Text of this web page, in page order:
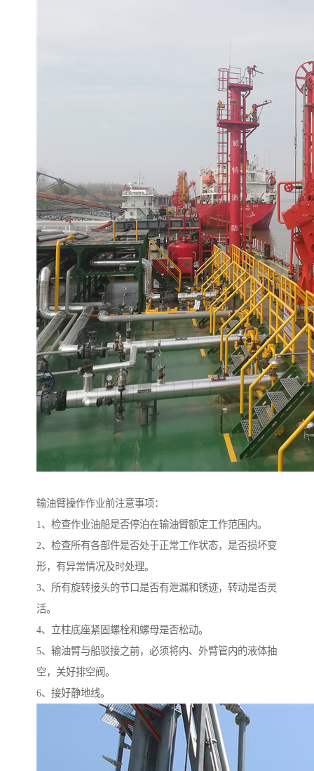
输油臂操作作业前注意事项：
1、检查作业油船是否停泊在输油臂额定工作范围内。
2、检查所有各部件是否处于正常工作状态，是否损坏变
形，有异常情况及时处理。
3、所有旋转接头的节口是否有泄漏和锈迹，转动是否灵
活。
4、立柱底座紧固螺栓和螺母是否松动。
5、输油臂与船驳接之前，必须将内、外臂管内的液体抽
空，关好排空阀。
6、接好静地线。